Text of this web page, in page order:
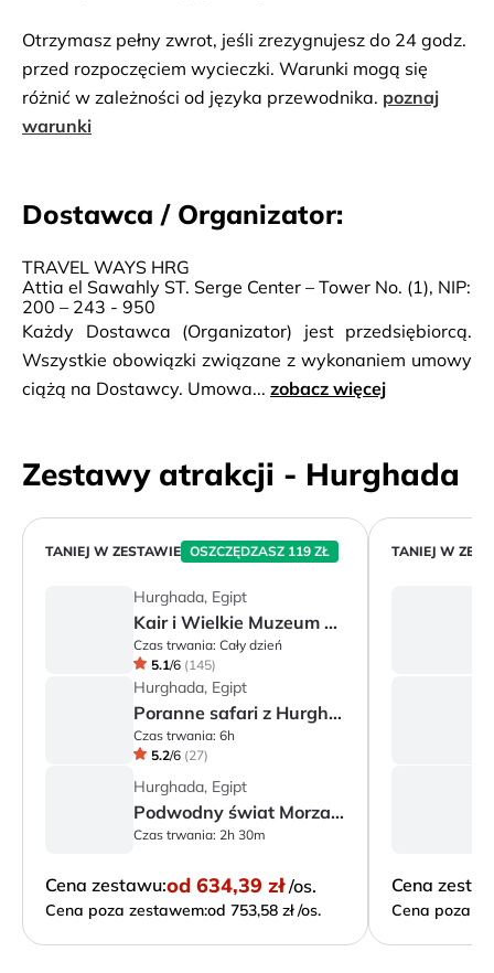
Otrzymasz pełny zwrot, jeśli zrezygnujesz do 24 godz.
przed rozpoczęciem wycieczki. Warunki mogą się
różnić w zależności od języka przewodnika. poznaj
warunki
Dostawca / Organizator:
TRAVEL WAYS HRG
Attia el Sawahly ST. Serge Center – Tower No. (1), NIP:
200 – 243 - 950
Każdy Dostawca (Organizator) jest przedsiębiorcą.
Wszystkie obowiązki związane z wykonaniem umowy
ciążą na Dostawcy. Umowa... zobacz więcej
Zestawy atrakcji - Hurghada
TANIEJ W ZESTAWIE OSZCZĘDZASZ 119 ZŁ
Hurghada, Egipt
Kair i Wielkie Muzeum Egipskie
Czas trwania: Cały dzień
5.1/6 (145)
Hurghada, Egipt
Poranne safari z Hurghady
Czas trwania: 6h
5.2/6 (27)
Hurghada, Egipt
Podwodny świat Morza Czerwonego
Czas trwania: 2h 30m
Cena zestawu:od 634,39 zł /os.
Cena poza zestawem:od 753,58 zł /os.
TANIEJ W
Cena
Cena poza